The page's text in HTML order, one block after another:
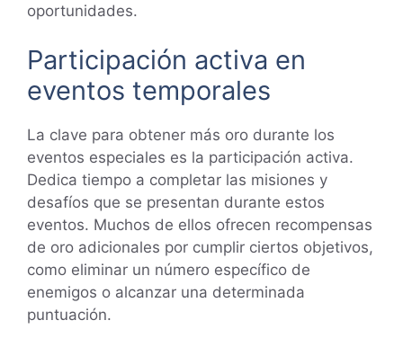
oportunidades.
Participación activa en
eventos temporales
La clave para obtener más oro durante los
eventos especiales es la participación activa.
Dedica tiempo a completar las misiones y
desafíos que se presentan durante estos
eventos. Muchos de ellos ofrecen recompensas
de oro adicionales por cumplir ciertos objetivos,
como eliminar un número específico de
enemigos o alcanzar una determinada
puntuación.